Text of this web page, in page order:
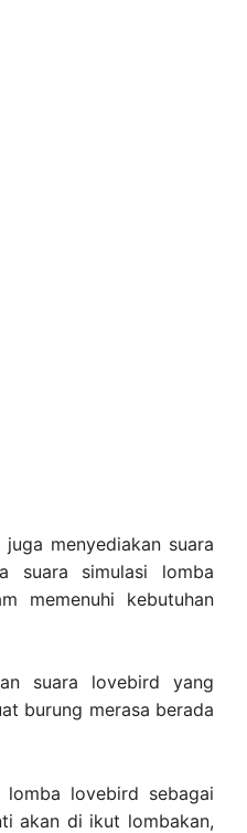
menyediakan suara
suara simulasi lomba
memenuhi kebutuhan
suara lovebird yang
burung merasa berada
lovebird sebagai
akan di ikut lombakan,